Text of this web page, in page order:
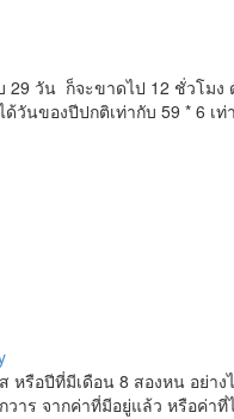
29 วัน ก็จะขาดไป 12 ชั่วโมง
วันของปีปกติเท่ากับ 59 * 6 เ
หรือปีที่มีเดือน 8 สองหน อย่าง
วาร จากค่าที่มีอยู่แล้ว หรือค่า